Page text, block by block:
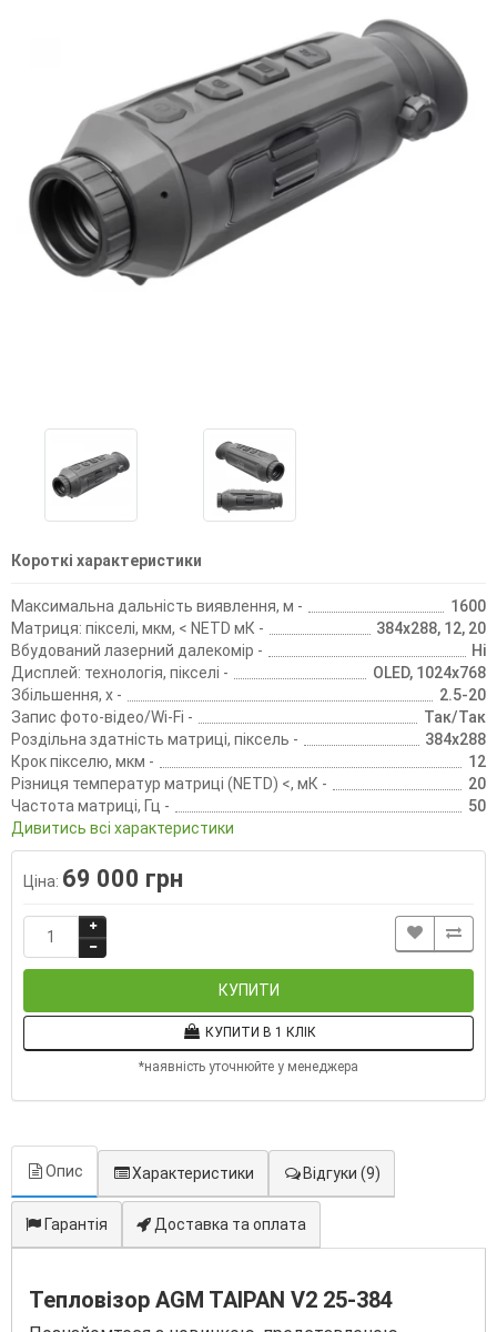
Короткі характеристики
Максимальна дальність виявлення, м -
1600
Матриця: пікселі, мкм, < NETD мК -
384х288, 12, 20
Вбудований лазерний далекомір -
Ні
Дисплей: технологія, пікселі -
OLED, 1024х768
Збільшення, х -
2.5-20
Запис фото-відео/Wi-Fi -
Так/Так
Роздільна здатність матриці, піксель -
384х288
Крок пікселю, мкм -
12
Різниця температур матриці (NETD) <, мК -
20
Частота матриці, Гц -
50
Дивитись всі характеристики
Ціна: 69 000 грн
КУПИТИ
КУПИТИ В 1 КЛІК
*наявність уточнюйте у менеджера
Опис Характеристики Відгуки (9)
Гарантія Доставка та оплата
Тепловізор AGM TAIPAN V2 25-384